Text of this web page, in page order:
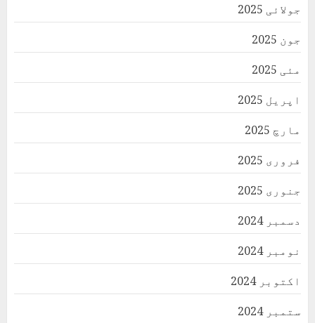
جولائی 2025
جون 2025
مئی 2025
اپریل 2025
مارچ 2025
فروری 2025
جنوری 2025
دسمبر 2024
نومبر 2024
اکتوبر 2024
ستمبر 2024